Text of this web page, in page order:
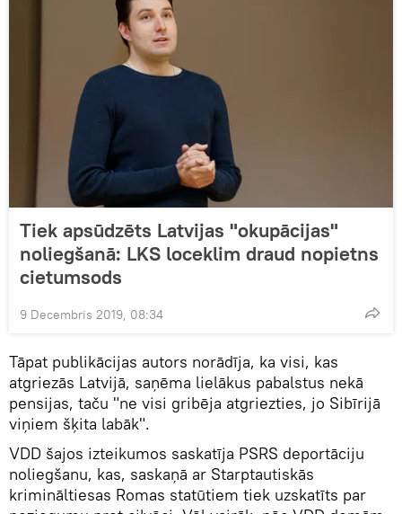
Tiek apsūdzēts Latvijas "okupācijas"
noliegšanā: LKS loceklim draud nopietns
cietumsods
9 Decembris 2019, 08:34
Tāpat publikācijas autors norādīja, ka visi, kas
atgriezās Latvijā, saņēma lielākus pabalstus nekā
pensijas, taču "ne visi gribēja atgriezties, jo Sibīrijā
viņiem šķita labāk".
VDD šajos izteikumos saskatīja PSRS deportāciju
noliegšanu, kas, saskaņā ar Starptautiskās
krimināltiesas Romas statūtiem tiek uzskatīts par